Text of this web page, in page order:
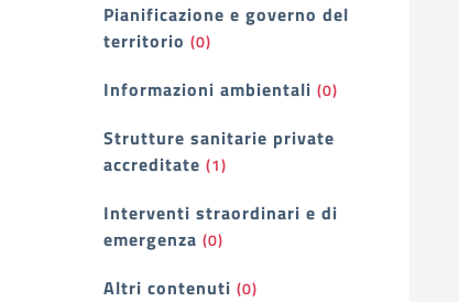
Pianificazione e governo del
territorio (0)
Informazioni ambientali (0)
Strutture sanitarie private
accreditate (1)
Interventi straordinari e di
emergenza (0)
Altri contenuti (0)